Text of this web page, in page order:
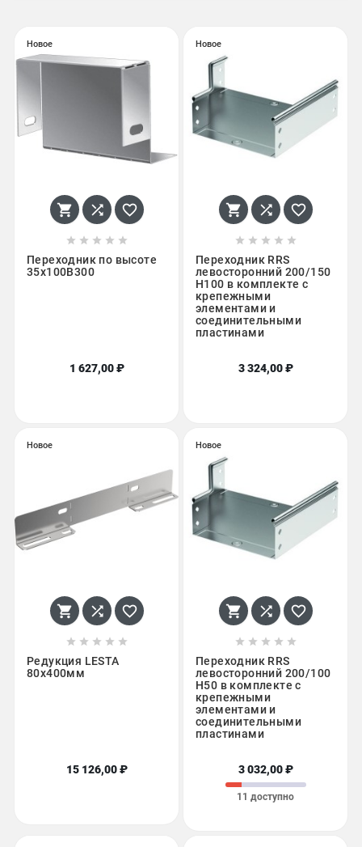
Новое
  
    
Переходник по высоте
35x100B300
1 627,00 ₽
Новое
  
    
Переходник RRS
левосторонний 200/150
H100 в комплекте с
крепежными
элементами и
соединительными
пластинами
3 324,00 ₽
Новое
  
    
Редукция LESTA
80х400мм
15 126,00 ₽
Новое
  
    
Переходник RRS
левосторонний 200/100
H50 в комплекте с
крепежными
элементами и
соединительными
пластинами
3 032,00 ₽
11 доступно